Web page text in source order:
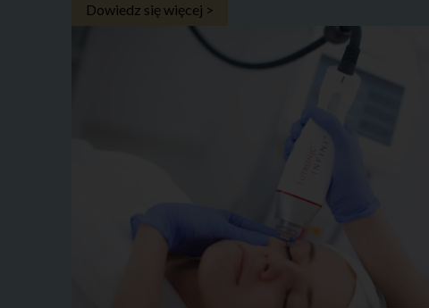
Dowiedz się więcej >